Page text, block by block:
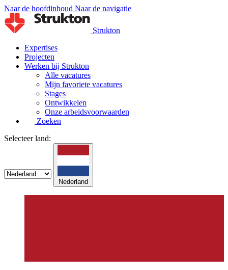
Naar de hoofdinhoud Naar de navigatie
Strukton
Expertises
Projecten
Werken bij Strukton
Alle vacatures
Mijn favoriete vacatures
Stages
Ontwikkelen
Onze arbeidsvoorwaarden
Zoeken
Selecteer land:
Nederland